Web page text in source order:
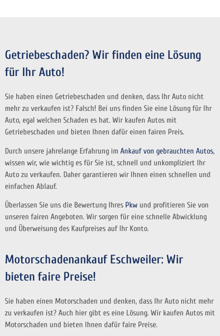
Getriebeschaden? Wir finden eine Lösung
für Ihr Auto!
Sie haben einen Getriebeschaden und denken, dass Ihr Auto nicht
mehr zu verkaufen ist? Falsch! Bei uns finden Sie eine Lösung für Ihr
Auto, egal welchen Schaden es hat. Wir kaufen Autos mit
Getriebeschaden und bieten Ihnen dafür einen fairen Preis.
Durch unsere jahrelange Erfahrung im Ankauf von gebrauchten Autos,
wissen wir, wie wichtig es für Sie ist, schnell und unkompliziert Ihr
Auto zu verkaufen. Daher garantieren wir Ihnen einen schnellen und
einfachen Ablauf.
Überlassen Sie uns die Bewertung Ihres Pkw und profitieren Sie von
unseren fairen Angeboten. Wir sorgen für eine schnelle Abwicklung
und Überweisung des Kaufpreises auf Ihr Konto.
Motorschadenankauf Eschweiler: Wir
bieten faire Preise!
Sie haben einen Motorschaden und denken, dass Ihr Auto nicht mehr
zu verkaufen ist? Auch hier gibt es eine Lösung. Wir kaufen Autos mit
Motorschaden und bieten Ihnen dafür faire Preise.